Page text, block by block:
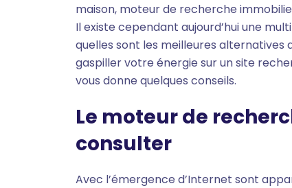
maison, moteur de recherche
Il existe cependant aujourd’hui une
quelles sont les meilleures
gaspiller votre énergie sur un site
vous donne quelques conseils.
Le moteur de
consulter
Avec l’émergence d’Internet sont